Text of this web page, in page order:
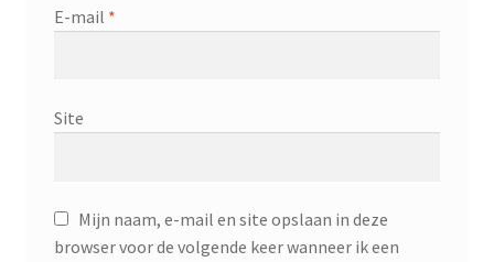
E-mail *
Site
Mijn naam, e-mail en site opslaan in deze
browser voor de volgende keer wanneer ik een